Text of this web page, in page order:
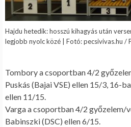
Hajdu hetedik: hosszú kihagyás után
legjobb nyolc közé | Fotó: pecsivivas.hu /
Tombory a csoportban 4/2
Puskás (Bajai VSE) ellen 15/3, 16-
ellen 11/15.
Varga a csoportban 4/2 győzelem/
Babinszki (DSC) ellen 6/15.